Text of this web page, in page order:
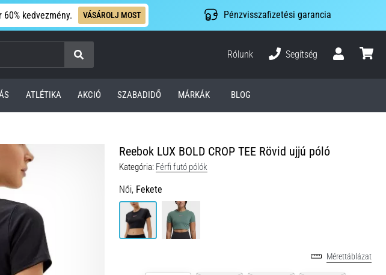
kedvezmény. VÁSÁROLJ MOST Pénzvisszafizetési garancia
Keresés
Rólunk
Segítség
ATLÉTIKA AKCIÓ SZABADIDŐ MÁRKÁK BLOG
Reebok LUX BOLD CROP TEE Rövid ujjú póló
Kategória: Férfi futó pólók
Női, Fekete
Mérettáblázat